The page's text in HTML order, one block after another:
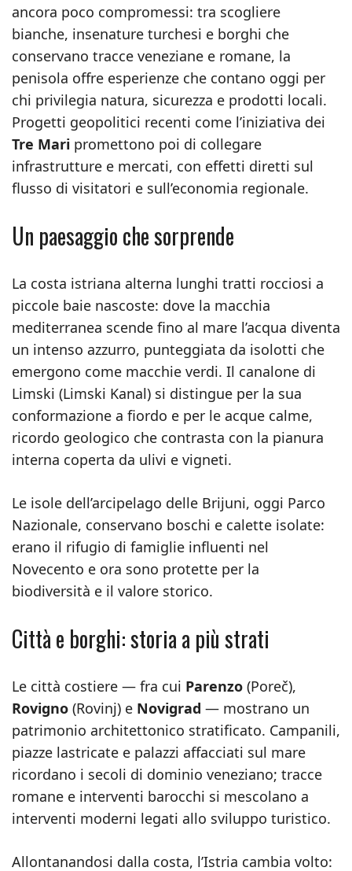
ancora poco compromessi: tra scogliere
bianche, insenature turchesi e borghi che
conservano tracce veneziane e romane, la
penisola offre esperienze che contano oggi per
chi privilegia natura, sicurezza e prodotti locali.
Progetti geopolitici recenti come l’iniziativa dei
Tre Mari promettono poi di collegare
infrastrutture e mercati, con effetti diretti sul
flusso di visitatori e sull’economia regionale.
Un paesaggio che sorprende
La costa istriana alterna lunghi tratti rocciosi a
piccole baie nascoste: dove la macchia
mediterranea scende fino al mare l’acqua diventa
un intenso azzurro, punteggiata da isolotti che
emergono come macchie verdi. Il canalone di
Limski (Limski Kanal) si distingue per la sua
conformazione a fiordo e per le acque calme,
ricordo geologico che contrasta con la pianura
interna coperta da ulivi e vigneti.
Le isole dell’arcipelago delle Brijuni, oggi Parco
Nazionale, conservano boschi e calette isolate:
erano il rifugio di famiglie influenti nel
Novecento e ora sono protette per la
biodiversità e il valore storico.
Città e borghi: storia a più strati
Le città costiere — fra cui Parenzo (Poreč),
Rovigno (Rovinj) e Novigrad — mostrano un
patrimonio architettonico stratificato. Campanili,
piazze lastricate e palazzi affacciati sul mare
ricordano i secoli di dominio veneziano; tracce
romane e interventi barocchi si mescolano a
interventi moderni legati allo sviluppo turistico.
Allontanandosi dalla costa, l’Istria cambia volto: